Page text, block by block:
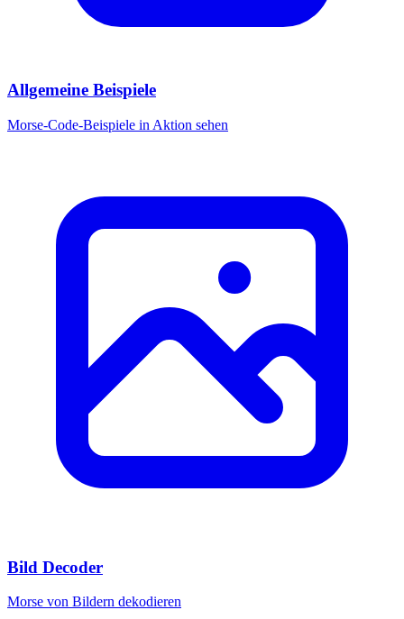
Allgemeine Beispiele
Morse-Code-Beispiele in Aktion sehen
Bild Decoder
Morse von Bildern dekodieren